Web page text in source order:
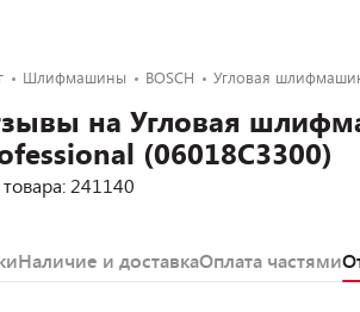
Шлифмашины BOSCH Угловая
на Угловая
(06018C3300)
241140
Наличие и доставкаОплата частями